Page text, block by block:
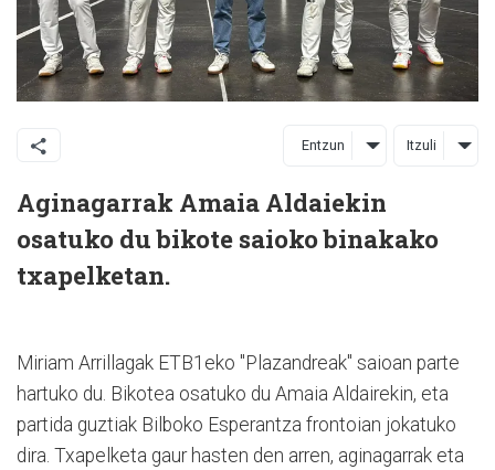
Entzun Itzuli
Aginagarrak Amaia Aldaiekin
osatuko du bikote saioko binakako
txapelketan.
Miriam Arrillagak ETB1eko "Plazandreak" saioan parte
hartuko du. Bikotea osatuko du Amaia Aldairekin, eta
partida guztiak Bilboko Esperantza frontoian jokatuko
dira. Txapelketa gaur hasten den arren, aginagarrak eta